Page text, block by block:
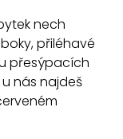
nech
přiléhavé
přesýpacích
nás najdeš